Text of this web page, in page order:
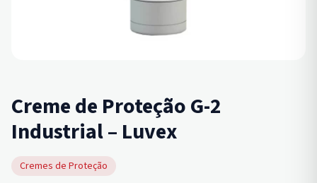
Creme de Proteção G-2
Industrial – Luvex
Cremes de Proteção